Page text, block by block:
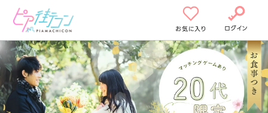
お気に入り ログイン